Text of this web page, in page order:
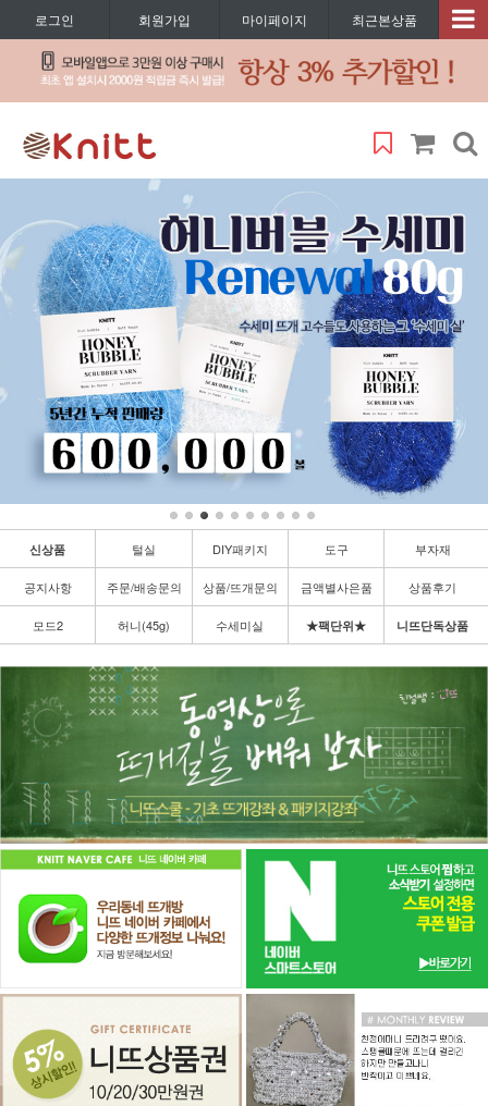
로그인 회원가입 마이페이지 최근본상품
신상품 털실 DIY패키지 도구 부자재
공지사항 주문/배송문의 상품/뜨개문의 금액별사은품 상품후기
모드2 허니(45g) 수세미실 ★팩단위★ 니뜨단독상품